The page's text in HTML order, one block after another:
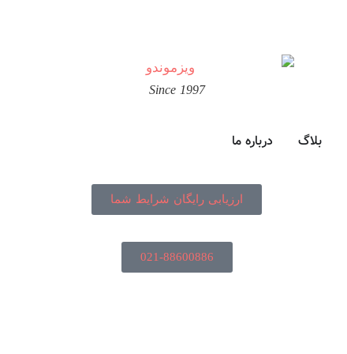
Since 1997
بلاگ درباره ما
ارزیابی رایگان شرایط شما
021-88600886